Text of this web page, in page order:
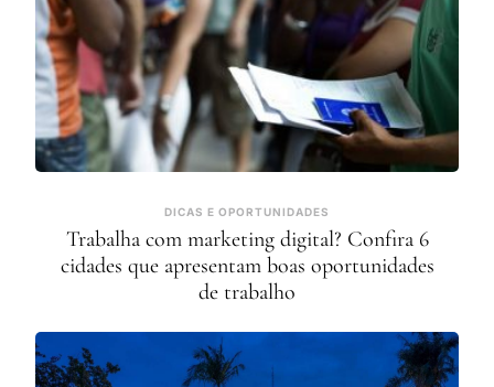
DICAS E OPORTUNIDADES
Trabalha com marketing digital? Confira 6
cidades que apresentam boas oportunidades
de trabalho